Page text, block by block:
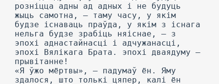
розніцца адны ад адных і не будуць
жыць самотна, — таму часу, у якім
будзе існаваць праўда, у якім з існага
нельга будзе зрабіць няіснае, — з
эпохі аднастайнасці і адчужанасці,
эпохі Вялікага Брата. эпохі дваядуму —
прывітанне!
«Я ўжо мёртвы», — падумаў ён. Яму
здалося, што толькі цяпер, калі ён